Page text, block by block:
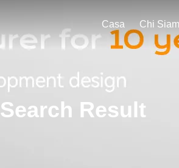
Casa Chi
Search Result